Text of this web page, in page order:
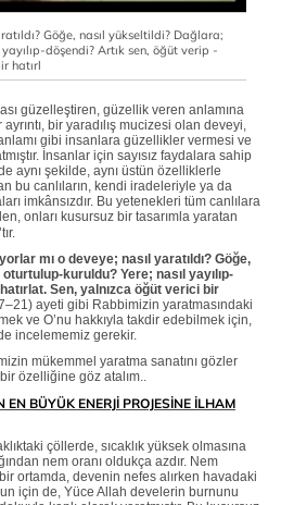
Göğe, nasıl yükseltildi? Dağlara;
döşendi? Artık sen, öğüt verip -
hatırl
güzelleştiren, güzellik veren anlamına
bir yaradılış mucizesi olan deveyi,
gibi insanlara güzellikler vermesi ve
İnsanlar için sayısız faydalara sahip
aynı şekilde, aynı üstün özelliklerle
bu canlıların, kendi iradeleriyle ya da
imkânsızdır. Bu yetenekleri tüm canlılara
onları kusursuz bir tasarımla yaratan
mı o deveye; nasıl yaratıldı? Göğe,
kuruldu? Yere; nasıl yayılıp-
Sen, yalnızca öğüt verici bir
ayeti gibi Rabbimizin yaratmasındaki
ve O’nu hakkıyla takdir edebilmek için,
incelememiz gerekir.
mükemmel yaratma sanatını gözler
özelliğine göz atalım..
EN BÜYÜK ENERJİ PROJESİNE İLHAM
çöllerde, sıcaklık yüksek olmasına
nem oranı oldukça azdır. Nem
ortamda, devenin nefes alırken havadaki
için de, Yüce Allah develerin burnunu